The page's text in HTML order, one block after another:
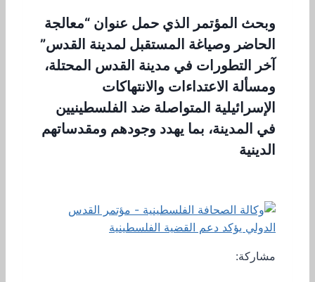
وبحث المؤتمر الذي حمل عنوان “معالجة
الحاضر وصياغة المستقبل لمدينة القدس”
آخر التطورات في مدينة القدس المحتلة،
ومسألة الاعتداءات والانتهاكات
الإسرائيلية المتواصلة ضد الفلسطينيين
في المدينة، بما يهدد وجودهم ومقدساتهم
الدينية
مشاركة: